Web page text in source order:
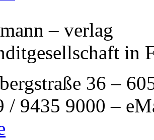
– verlag
in
36 –
/ 9435 9000 –